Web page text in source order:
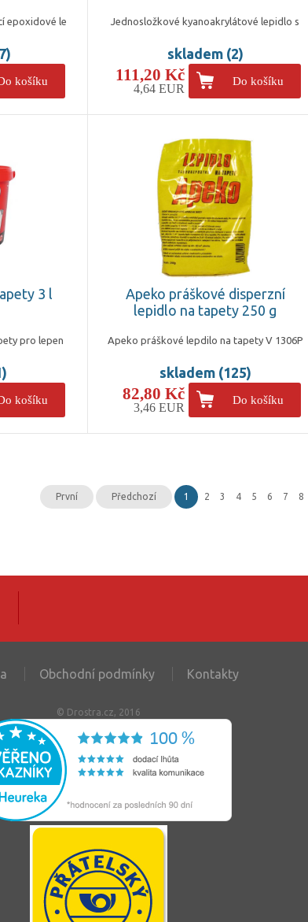
epoxidové le
košíku
Jednosložkové kyanoakrylátové lepidlo s
skladem (2)
111,20 Kč
4,64 EUR
Do košíku
3 l
pro lepen
košíku
Apeko práškové disperzní
lepidlo na tapety 250 g
Apeko práškové lepdilo na tapety V 1306P
skladem (125)
82,80 Kč
3,46 EUR
Do košíku
První Předchozí 1 2 3 4 5 6 7 8
Obchodní podmínky Kontakty
© Drostra.cz, 2016